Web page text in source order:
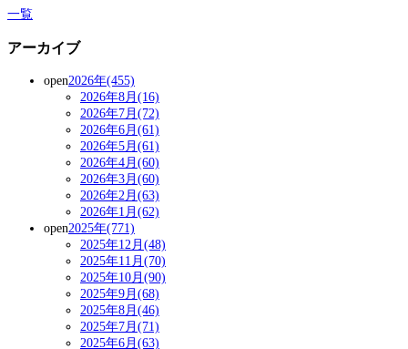
一覧
アーカイブ
open2026年(455)
2026年8月(16)
2026年7月(72)
2026年6月(61)
2026年5月(61)
2026年4月(60)
2026年3月(60)
2026年2月(63)
2026年1月(62)
open2025年(771)
2025年12月(48)
2025年11月(70)
2025年10月(90)
2025年9月(68)
2025年8月(46)
2025年7月(71)
2025年6月(63)